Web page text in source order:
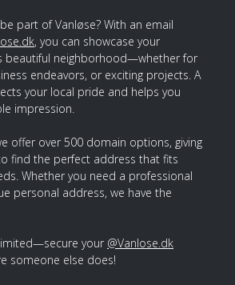
part of Vanløse? With an email
, you can showcase your
beautiful neighborhood—whether for
endeavors, or exciting projects. A
your local pride and helps you
impression.
offer over 500 domain options, giving
find the perfect address that fits
Whether you need a professional
personal address, we have the
your @Vanlose.dk
someone else does!